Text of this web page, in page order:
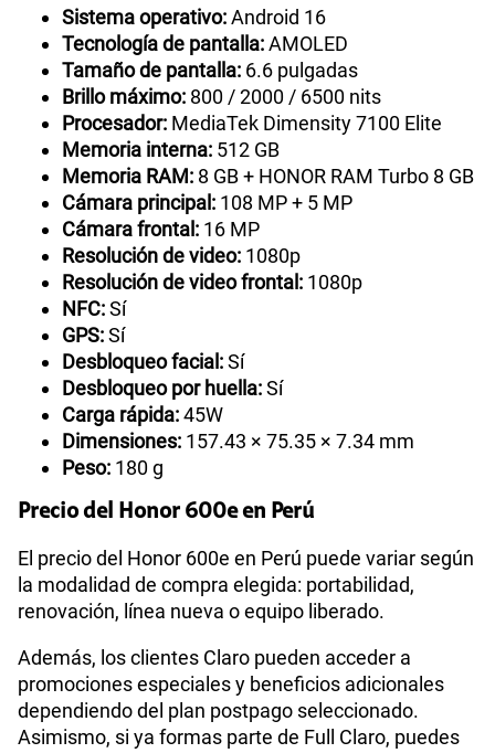
Sistema operativo:Android 16
Tecnología de pantalla:AMOLED
Tamaño de pantalla: 6.6 pulgadas
Brillo máximo: 800 / 2000 / 6500 nits
Procesador: MediaTek Dimensity 7100 Elite
Memoria interna: 512 GB
Memoria RAM: 8 GB + HONOR RAM Turbo 8 GB
Cámara principal: 108 MP + 5 MP
Cámara frontal: 16 MP
Resolución de video: 1080p
Resolución de video frontal: 1080p
NFC:Sí
GPS:Sí
Desbloqueo facial:Sí
Desbloqueo por huella:Sí
Carga rápida:45W
Dimensiones: 157.43 × 75.35 × 7.34 mm
Peso: 180 g
Precio del Honor 600e en Perú
El precio del Honor 600e en Perú puede variar según
la modalidad de compra elegida: portabilidad,
renovación, línea nueva o equipo liberado.
Además, los clientes Claro pueden acceder a
promociones especiales y beneficios adicionales
dependiendo del plan postpago seleccionado.
Asimismo, si ya formas parte de Full Claro, puedes